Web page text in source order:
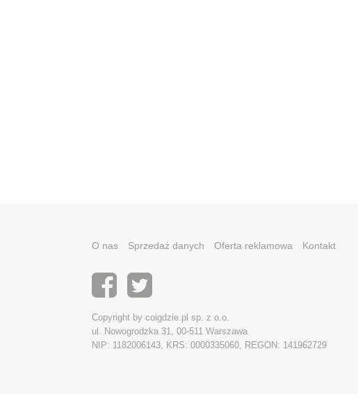
O nas Sprzedaż danych Oferta reklamowa Kontakt
Copyright by coigdzie.pl sp. z o.o.
ul. Nowogrodzka 31, 00-511 Warszawa
NIP: 1182006143, KRS: 0000335060, REGON: 141962729